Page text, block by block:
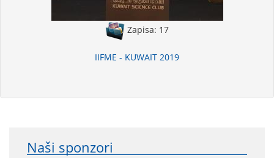
Zapisa: 17
IIFME - KUWAIT 2019
Naši sponzori